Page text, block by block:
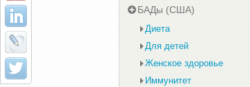
БАДы (США)
Диета
Для детей
Женское здоровье
Иммунитет